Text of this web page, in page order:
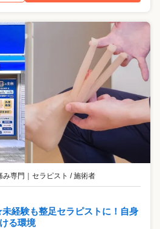
み専門 セラピスト / 施術者
経験も整足セラピストに！自身
る環境